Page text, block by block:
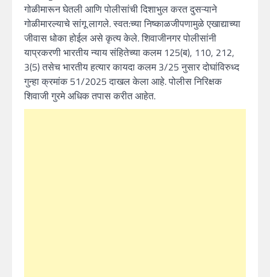
गोळीमारून घेतली आणि पोलीसांची दिशाभुल करत दुसऱ्याने
गोळीमारल्याचे सांगू लागले. स्वत:च्या निष्काळजीपणामुळे एखाद्याच्या
जीवास धोका होईल असे कृत्य केले. शिवाजीनगर पोलीसांनी
याप्रकरणी भारतीय न्याय संहितेच्या कलम 125(ब), 110, 212,
3(5) तसेच भारतीय हत्यार कायदा कलम 3/25 नुसार दोघांविरुध्द
गुन्हा क्रमांक 51/2025 दाखल केला आहे. पोलीस निरिक्षक
शिवाजी गुरमे अधिक तपास करीत आहेत.